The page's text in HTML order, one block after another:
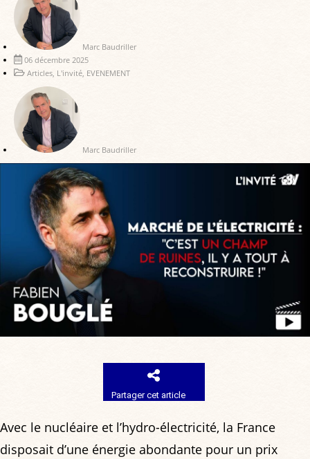
Marc Baudriller
06 décembre 2025
Articles L'invité EVENEMENT
Marc Baudriller
Partager cet article
Avec le nucléaire et l’hydro-électricité, la France
disposait d’une énergie abondante pour un prix